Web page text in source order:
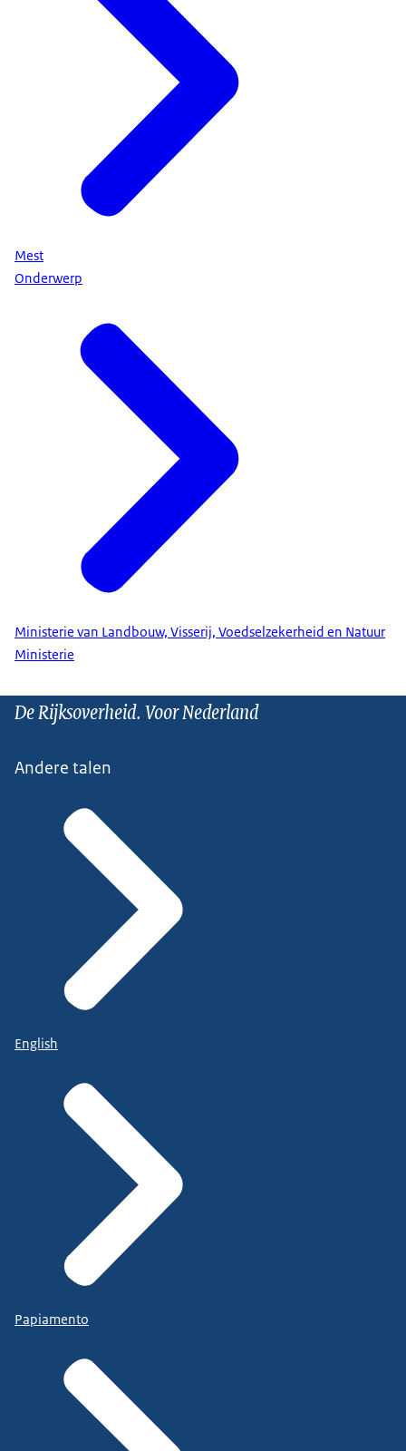
Mest
Onderwerp
Ministerie van Landbouw, Visserij, Voedselzekerheid en Natuur
Ministerie
De Rijksoverheid. Voor Nederland
Andere talen
English
Papiamento